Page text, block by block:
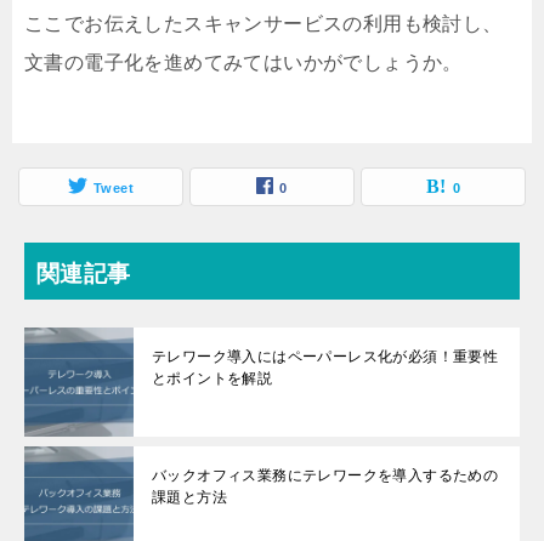
ここでお伝えしたスキャンサービスの利用も検討し、
文書の電子化を進めてみてはいかがでしょうか。
Tweet 0 0
関連記事
テレワーク導入にはペーパーレス化が必須！重要性
とポイントを解説
バックオフィス業務にテレワークを導入するための
課題と方法